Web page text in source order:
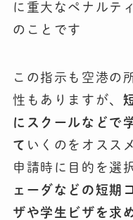
に重大なペナルテ
のことです
この指示も空港の
性もありますが、
にスクールなどで
て いくのをオスス
申請時に目的を選
ェーダなどの短期
ザや学生ビザを求